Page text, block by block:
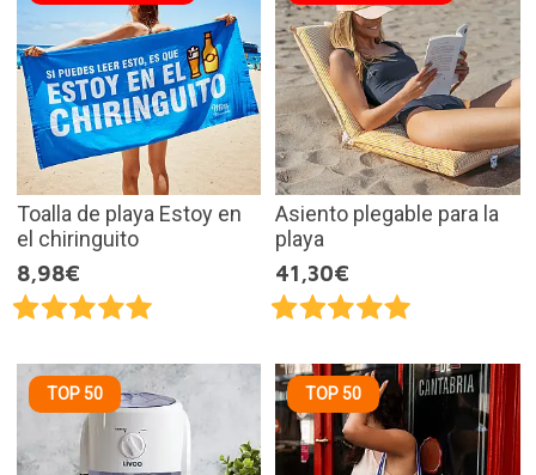
Toalla de playa Estoy en
el chiringuito
8,98€
Asiento plegable para la
playa
41,30€
TOP 50 TOP 50